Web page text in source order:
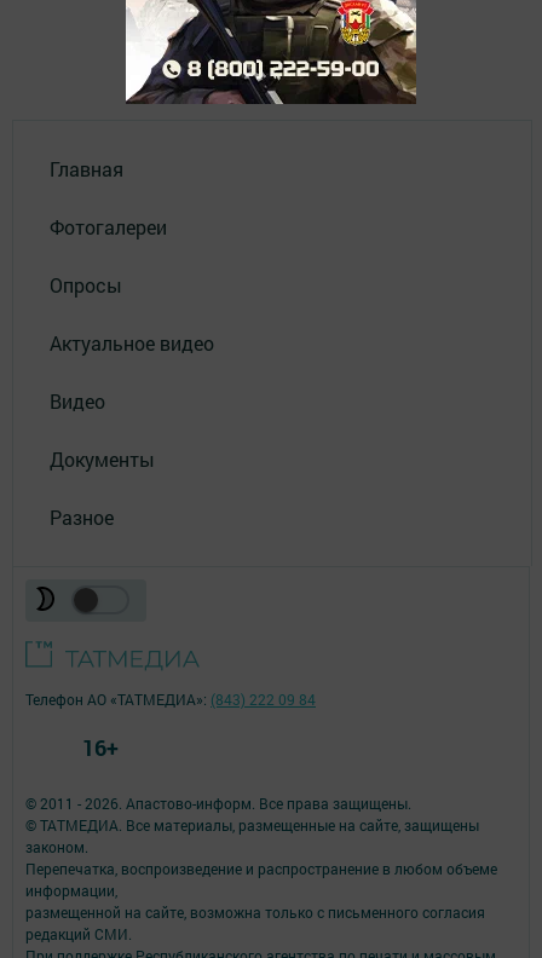
Главная
Фотогалереи
Опросы
Актуальное видео
Видео
Документы
Разное
© 2011 - 2026. Апастово-информ. Все права защищены.
© ТАТМЕДИА. Все материалы, размещенные на сайте, защищены
законом.
Перепечатка, воспроизведение и распространение в любом объеме
информации,
размещенной на сайте, возможна только с письменного согласия
редакций СМИ.
Телефон АО «ТАТМЕДИА»: (843) 222 09 84
16+